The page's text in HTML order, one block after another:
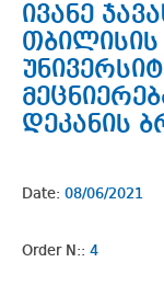
ივანე
დეკანის
Date: 08/06/2021
Order N:: 4